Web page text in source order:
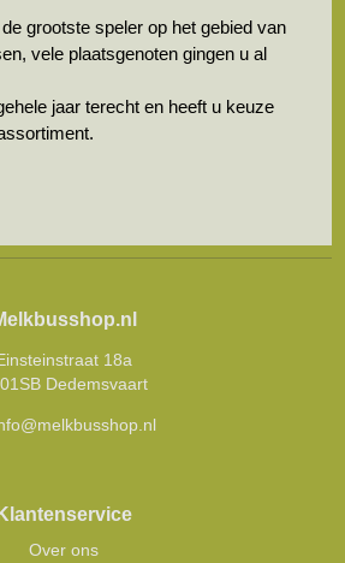
grootste speler op het gebied van
vele plaatsgenoten gingen u al
jaar terecht en heeft u keuze
18a
Dedemsvaart
Over ons